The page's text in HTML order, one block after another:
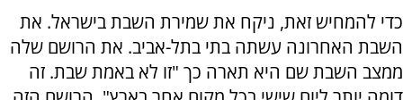
כדי להמחיש זאת, ניקח את שמירת השבת בישראל. את
השבת האחרונה עשתה בתי בתל-אביב. את הרושם שלה
ממצב השבת שם היא תארה כך "זו לא באמת שבת. זה